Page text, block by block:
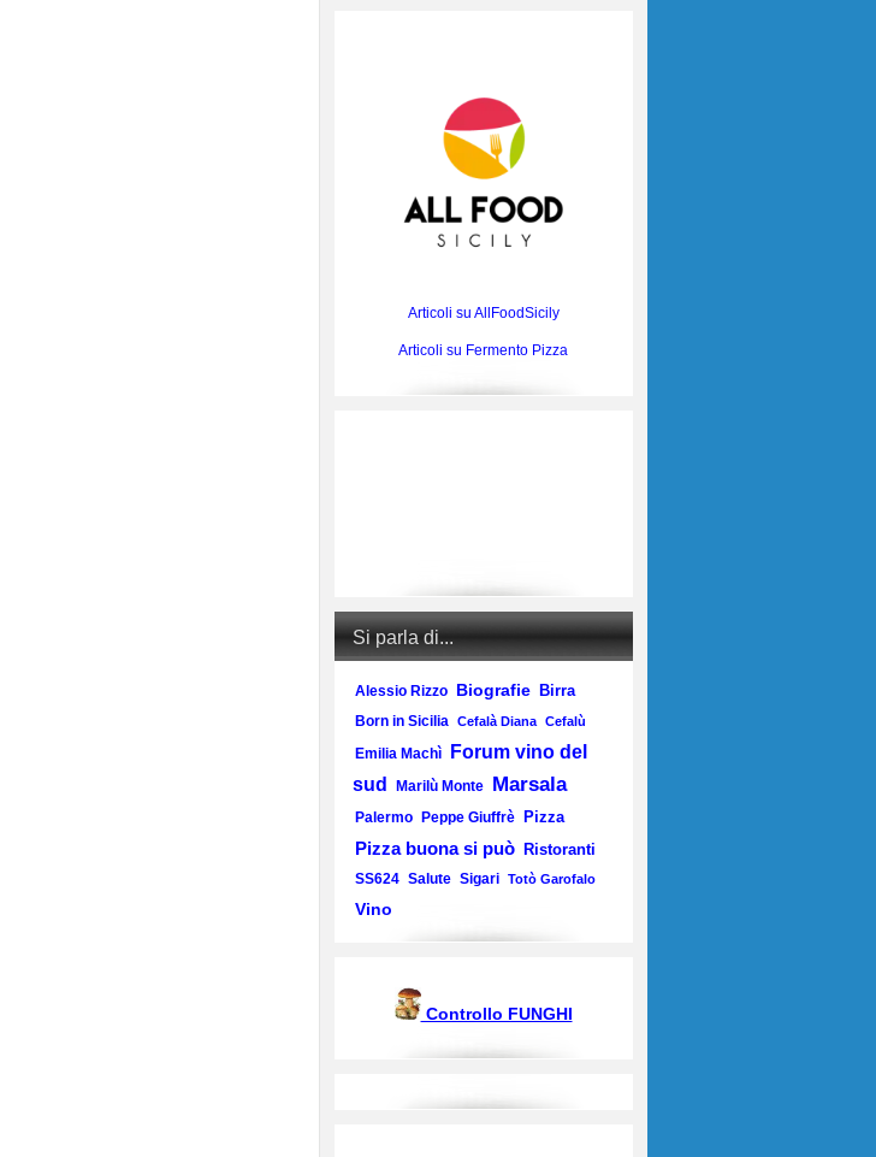
Articoli su AllFoodSicily
Articoli su Fermento Pizza
Si parla di...
Alessio Rizzo Biografie Birra
Born in Sicilia Cefalà Diana Cefalù
Emilia Machì
Forum vino del
sud
Marilù Monte Marsala
Palermo Peppe Giuffrè Pizza
Pizza buona si può Ristoranti
SS624 Salute Sigari Totò Garofalo
Vino
Controllo FUNGHI